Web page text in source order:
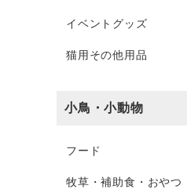
イベントグッズ
猫用その他用品
小鳥・小動物
フード
牧草・補助食・おやつ